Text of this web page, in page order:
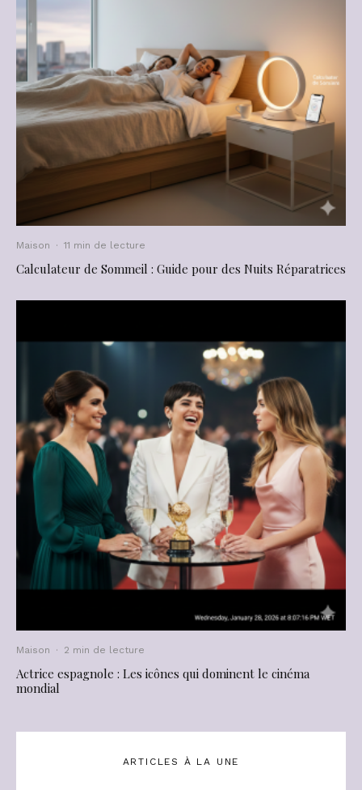
Maison · 11 min de lecture
Calculateur de Sommeil : Guide pour des Nuits Réparatrices
Maison · 2 min de lecture
Actrice espagnole : Les icônes qui dominent le cinéma
mondial
ARTICLES À LA UNE